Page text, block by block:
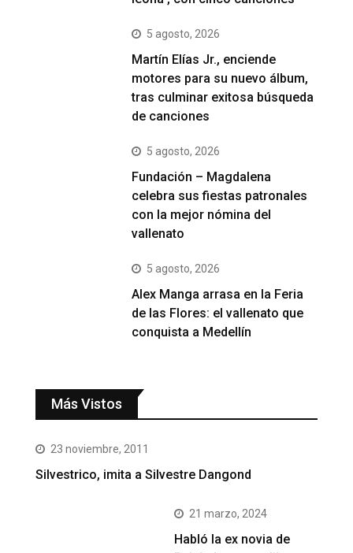
5 agosto, 2026
Martín Elías Jr., enciende
motores para su nuevo álbum,
tras culminar exitosa búsqueda
de canciones
5 agosto, 2026
Fundación – Magdalena
celebra sus fiestas patronales
con la mejor nómina del
vallenato
5 agosto, 2026
Alex Manga arrasa en la Feria
de las Flores: el vallenato que
conquista a Medellín
Más Vistos
23 noviembre, 2011
Silvestrico, imita a Silvestre Dangond
21 marzo, 2024
Habló la ex novia de